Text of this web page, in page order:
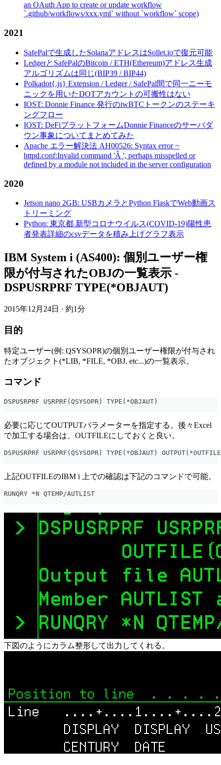
an OAuth App to create or update workflow
`.github/workflows/xxx.yml` without `workflow` scope)
2021
SafePalで生成したSolanaアドレスはSollet.ioで復元可能
LedgerとSafePalのBitcoin / ETH(Ethereum)アドレス生成
アルゴリズムは同じ(BIP39 / BIP44)
Polkadot{.js} Extension / Ledger / SafePal間で同一ニーモ
ニックを用いたDOTアカウントの可搬性はない
IOST: Donnie Finance 発行のiwBTCトークンのステーキ
ングフロー
IOST: DeFiプラットフォームDonnie Financeのサーバダ
ウン事象についてまとめてみた
Apache エラー解決法 AH00526: Syntax error ~
httpd.conf:Invalid command 'Â ', perhaps misspelled or
defined by a module not included in the server configuration
2020
Jetson nano 2GB: USBカメラとPython FlaskでWeb動画ス
トリーミング
Python: 東京都 新型コロナウイルス(COVID-19)陽性患
者発表詳細のcsvデータを積み上げグラフ表示
IBM System i (AS400): 個別ユーザー権
限が付与されたOBJの一覧表示 -
DSPUSRPRF TYPE(*OBJAUT)
2015年12月24日 · 約1分
目的
特定ユーザー(例: QSYSOPR)の個別ユーザー権限が付与され
たオブジェクト(*LIB, *FILE, *OBJ, etc...)の一覧表示。
コマンド
DSPUSRPRF USRPRF(QSYSOPR) TYPE(*OBJAUT)
必要に応じてOUTPUTパラメーターを指定する。後々Excel
で加工する場合は、OUTFILEにしておくと良い。
DSPUSRPRF USRPRF(QSYSOPR) TYPE(*OBJAUT)
上記OUTFILEのIBM i 上での確認は下記のコマンドで可能。
RUNQRY *N QTEMP/AUTLIST
下図のようにカラム整形して出力してくれる。